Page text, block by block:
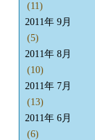
(11)
2011年 9月
(5)
2011年 8月
(10)
2011年 7月
(13)
2011年 6月
(6)